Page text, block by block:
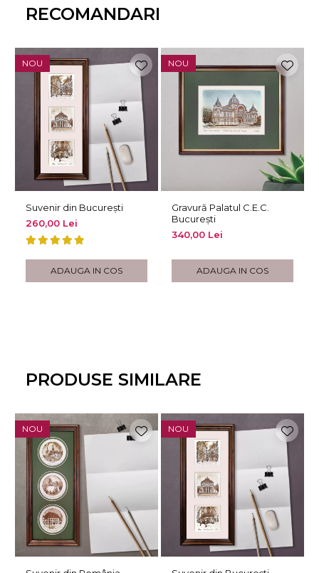
RECOMANDARI
NOU
Suvenir din București
260,00 Lei
ADAUGA IN COS
NOU
Gravură Palatul C.E.C.
București
340,00 Lei
ADAUGA IN COS
PRODUSE SIMILARE
NOU NOU